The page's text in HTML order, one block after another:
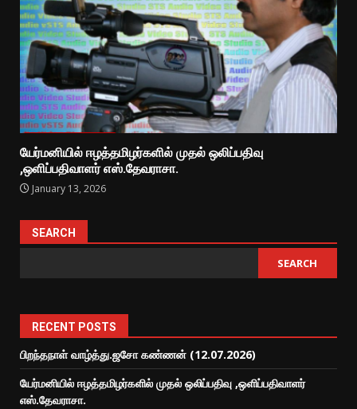
யேர்மனியில் ஈழத்தமிழர்களில் முதல் ஒலிப்பதிவு
,ஒளிப்பதிவாளர் எஸ்.தேவராசா.
January 13, 2026
SEARCH
SEARCH
RECENT POSTS
பிறந்தநாள் வாழ்த்து.ஜசோ கண்ணன் (12.07.2026)
யேர்மனியில் ஈழத்தமிழர்களில் முதல் ஒலிப்பதிவு ,ஒளிப்பதிவாளர்
எஸ்.தேவராசா.